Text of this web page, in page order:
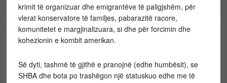
krimit të organizuar dhe emigrantëve të paligjshëm, për
vlerat konservatore të familjes, pabarazitë racore,
komunitetet e margjinalizuara, si dhe për forcimin dhe
kohezionin e kombit amerikan.
Së dyti, tashmë të gjithë e pranojnë (edhe humbësit), se
SHBA dhe bota po trashëgon një statuskuo edhe me të